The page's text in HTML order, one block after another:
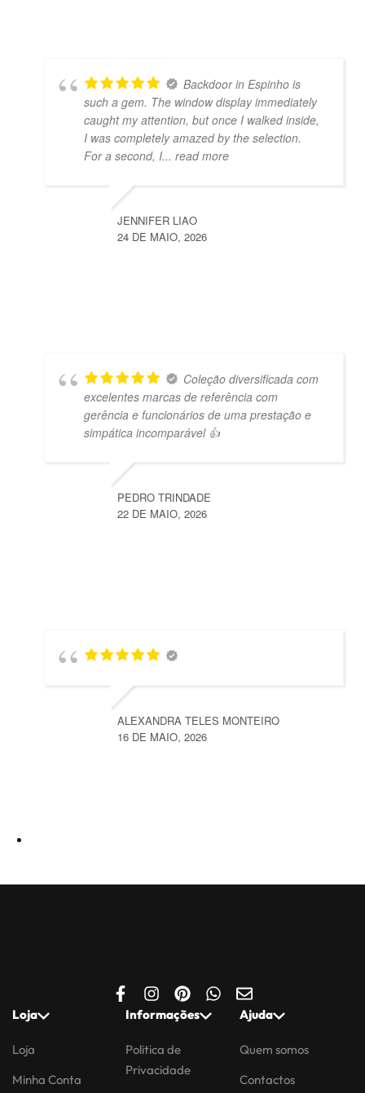
Backdoor in Espinho is
such a gem. The window display immediately
caught my attention, but once I walked inside,
I was completely amazed by the selection.
For a second, I... read more
JENNIFER LIAO
24 DE MAIO, 2026
Coleção diversificada com
excelentes marcas de referência com
gerência e funcionários de uma prestação e
simpática incomparável 👍
PEDRO TRINDADE
22 DE MAIO, 2026
ALEXANDRA TELES MONTEIRO
16 DE MAIO, 2026
Loja
Loja
Minha Conta
Informações
Politica de
Privacidade
Ajuda
Quem somos
Contactos